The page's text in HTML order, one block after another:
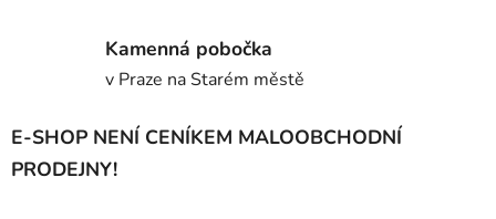
Kamenná pobočka
v Praze na Starém městě
E-SHOP NENÍ CENÍKEM MALOOBCHODNÍ
PRODEJNY!